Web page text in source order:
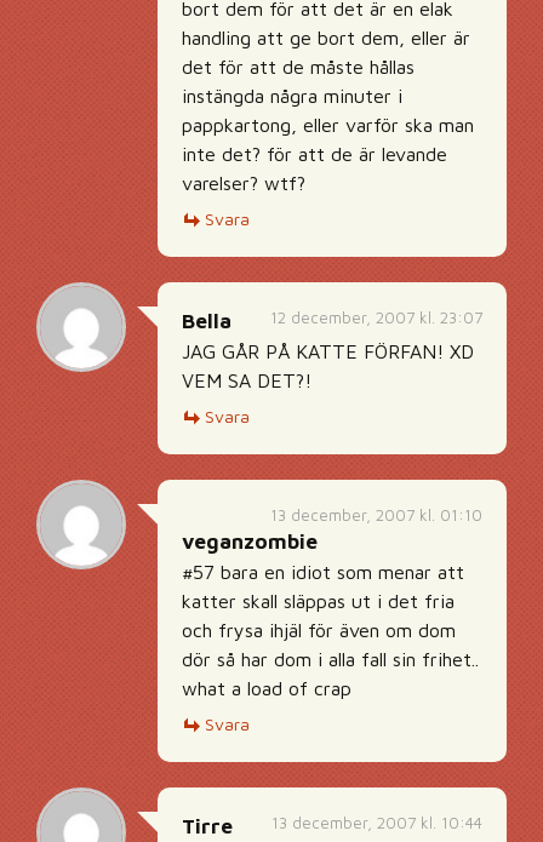
bort dem för att det är en elak
handling att ge bort dem, eller är
det för att de måste hållas
instängda några minuter i
pappkartong, eller varför ska man
inte det? för att de är levande
varelser? wtf?
Svara
12 december, 2007 kl. 23:07
Bella
JAG GÅR PÅ KATTE FÖRFAN! XD
VEM SA DET?!
Svara
13 december, 2007 kl. 01:10
veganzombie
#57 bara en idiot som menar att
katter skall släppas ut i det fria
och frysa ihjäl för även om dom
dör så har dom i alla fall sin frihet..
what a load of crap
Svara
13 december, 2007 kl. 10:44
Tirre